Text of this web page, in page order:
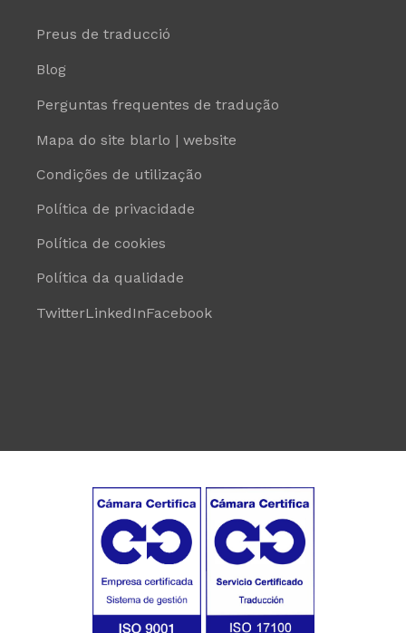
Preus de traducció
Blog
Perguntas frequentes de tradução
Mapa do site blarlo | website
Condições de utilização
Política de privacidade
Política de cookies
Política da qualidade
TwitterLinkedInFacebook